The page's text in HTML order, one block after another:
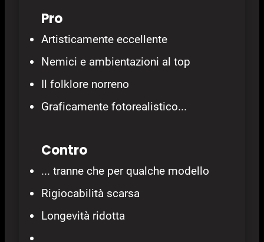
Pro
Artisticamente eccellente
Nemici e ambientazioni al top
Il folklore norreno
Graficamente fotorealistico...
Contro
... tranne che per qualche modello
Rigiocabilità scarsa
Longevità ridotta